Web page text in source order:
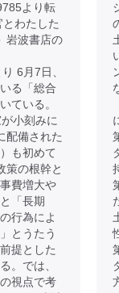
より転
わたした
岩波書店の
6月7日、
る「総合
ている。
小刻みに
配備された
も初めて
策の根幹と
費増大や
「長期
行為によ
とうたう
提とした
。では、
視点で考